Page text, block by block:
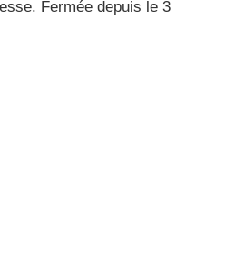
Fermée depuis le 3